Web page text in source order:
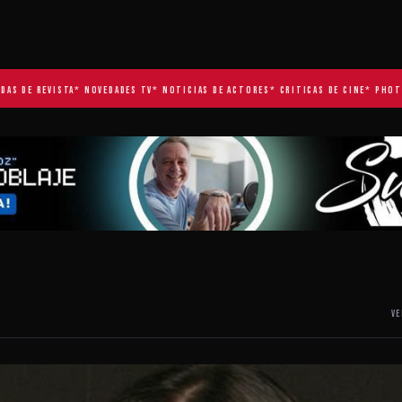
REVISTA* NOVEDADES TV* NOTICIAS DE ACTORES* CRITICAS DE CINE *